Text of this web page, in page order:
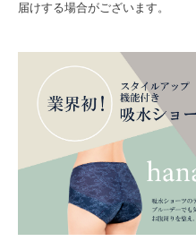
届けする場合がございます。